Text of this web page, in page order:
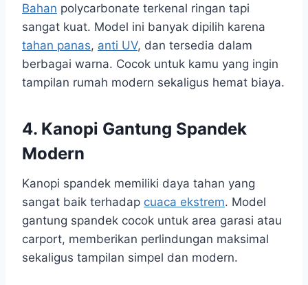
Bahan polycarbonate terkenal ringan tapi
sangat kuat. Model ini banyak dipilih karena
tahan panas, anti UV, dan tersedia dalam
berbagai warna. Cocok untuk kamu yang ingin
tampilan rumah modern sekaligus hemat biaya.
4. Kanopi Gantung Spandek
Modern
Kanopi spandek memiliki daya tahan yang
sangat baik terhadap cuaca ekstrem. Model
gantung spandek cocok untuk area garasi atau
carport, memberikan perlindungan maksimal
sekaligus tampilan simpel dan modern.